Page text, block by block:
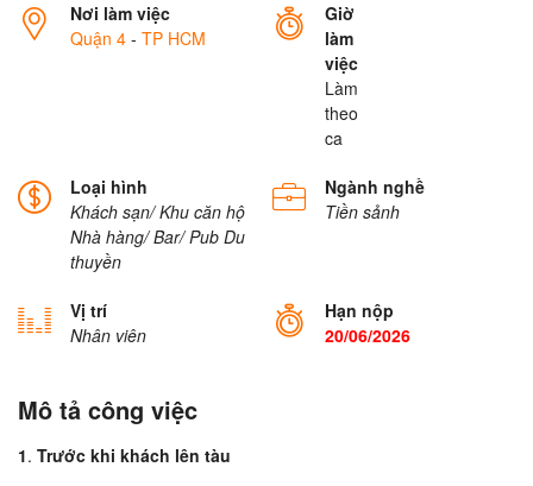
Nơi làm việc
Quận 4 - TP HCM
Giờ
làm
việc
Làm
theo
ca
Loại hình
Khách sạn/ Khu căn hộ
Nhà hàng/ Bar/ Pub Du
thuyền
Ngành nghề
Tiền sảnh
Vị trí
Nhân viên
Hạn nộp
20/06/2026
Mô tả công việc
1. Trước khi khách lên tàu